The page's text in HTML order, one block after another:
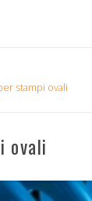
stampi ovali
ovali